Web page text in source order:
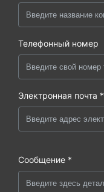
Телефонный номер
Электронная почта *
Сообщение *